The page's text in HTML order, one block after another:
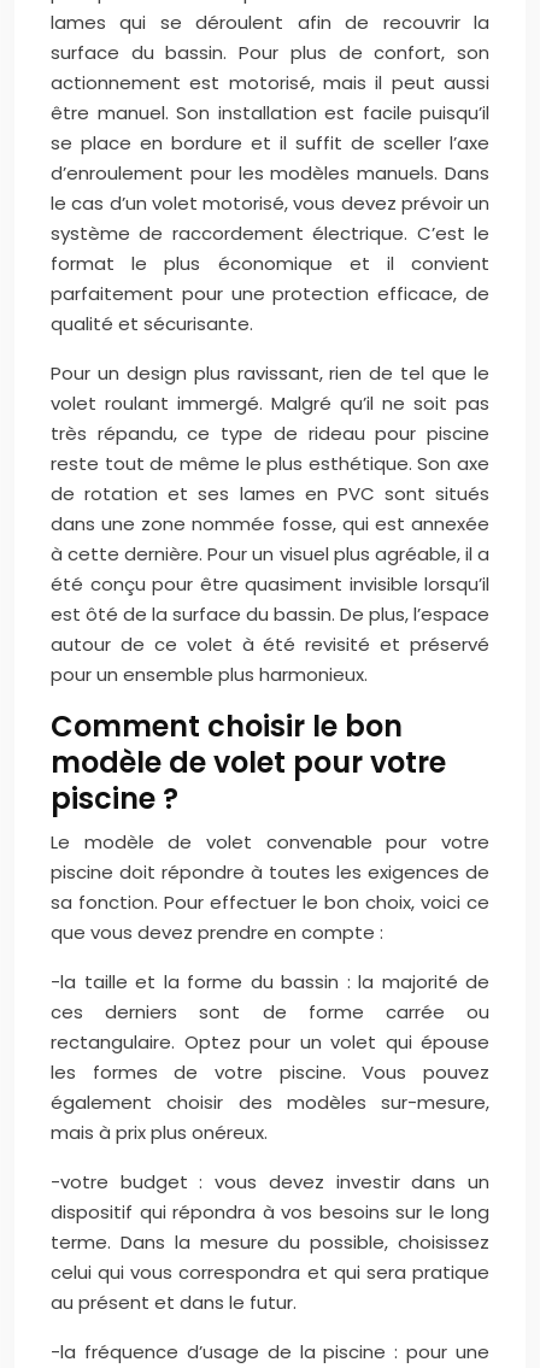
lames qui se déroulent afin de recouvrir la
surface du bassin. Pour plus de confort, son
actionnement est motorisé, mais il peut aussi
être manuel. Son installation est facile puisqu’il
se place en bordure et il suffit de sceller l’axe
d’enroulement pour les modèles manuels. Dans
le cas d’un volet motorisé, vous devez prévoir un
système de raccordement électrique. C’est le
format le plus économique et il convient
parfaitement pour une protection efficace, de
qualité et sécurisante.
Pour un design plus ravissant, rien de tel que le
volet roulant immergé. Malgré qu’il ne soit pas
très répandu, ce type de rideau pour piscine
reste tout de même le plus esthétique. Son axe
de rotation et ses lames en PVC sont situés
dans une zone nommée fosse, qui est annexée
à cette dernière. Pour un visuel plus agréable, il a
été conçu pour être quasiment invisible lorsqu’il
est ôté de la surface du bassin. De plus, l’espace
autour de ce volet à été revisité et préservé
pour un ensemble plus harmonieux.
Comment choisir le bon
modèle de volet pour votre
piscine ?
Le modèle de volet convenable pour votre
piscine doit répondre à toutes les exigences de
sa fonction. Pour effectuer le bon choix, voici ce
que vous devez prendre en compte :
-la taille et la forme du bassin : la majorité de
ces derniers sont de forme carrée ou
rectangulaire. Optez pour un volet qui épouse
les formes de votre piscine. Vous pouvez
également choisir des modèles sur-mesure,
mais à prix plus onéreux.
-votre budget : vous devez investir dans un
dispositif qui répondra à vos besoins sur le long
terme. Dans la mesure du possible, choisissez
celui qui vous correspondra et qui sera pratique
au présent et dans le futur.
-la fréquence d’usage de la piscine : pour une